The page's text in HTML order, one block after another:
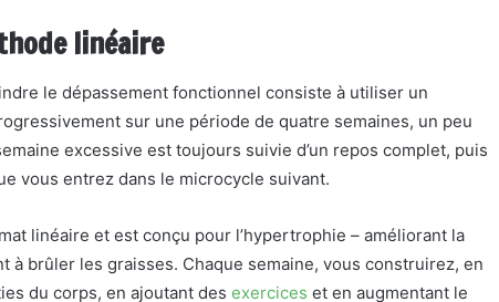
linéaire
le dépassement fonctionnel consiste à utiliser un
sur une période de quatre semaines, un peu
excessive est toujours suivie d’un repos complet, puis
vous entrez dans le microcycle suivant.
linéaire et est conçu pour l’hypertrophie – améliorant la
à brûler les graisses. Chaque semaine, vous construirez, en
du corps, en ajoutant des exercices et en augmentant le